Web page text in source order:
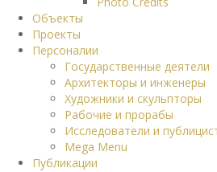
Объекты
Проекты
Персоналии
Государственные деятели
Архитекторы и инженеры
Художники и скульпторы
Рабочие и прорабы
Исследователи и
Mega Menu
Публикации